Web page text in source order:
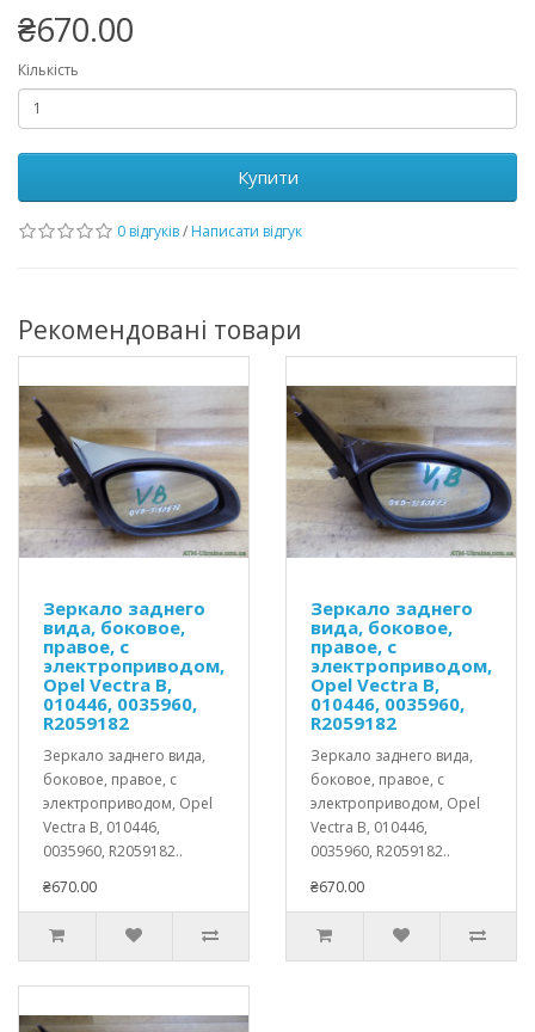
₴670.00
Кількість
Купити
0 відгуків/ Написати відгук
Рекомендовані товари
Зеркало заднего
вида, боковое,
правое, с
электроприводом,
Opel Vectra B,
010446, 0035960,
R2059182
Зеркало заднего вида,
боковое, правое, с
электроприводом, Opel
Vectra B, 010446,
0035960, R2059182..
₴670.00
Зеркало заднего
вида, боковое,
правое, с
электроприводом,
Opel Vectra B,
010446, 0035960,
R2059182
Зеркало заднего вида,
боковое, правое, с
электроприводом, Opel
Vectra B, 010446,
0035960, R2059182..
₴670.00